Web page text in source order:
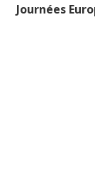
Journées